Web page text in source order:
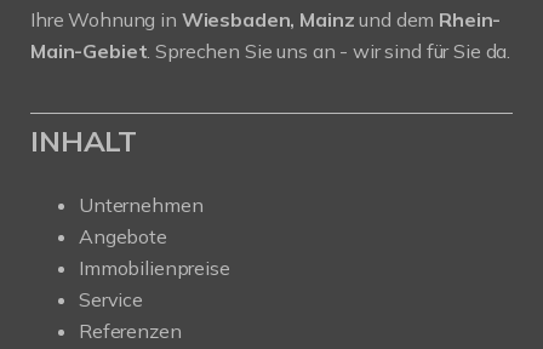
Ihre Wohnung in Wiesbaden, Mainzund dem Rhein-
Main-Gebiet. Sprechen Sie uns an - wir sind für Sie da.
INHALT
Unternehmen
Angebote
Immobilienpreise
Service
Referenzen